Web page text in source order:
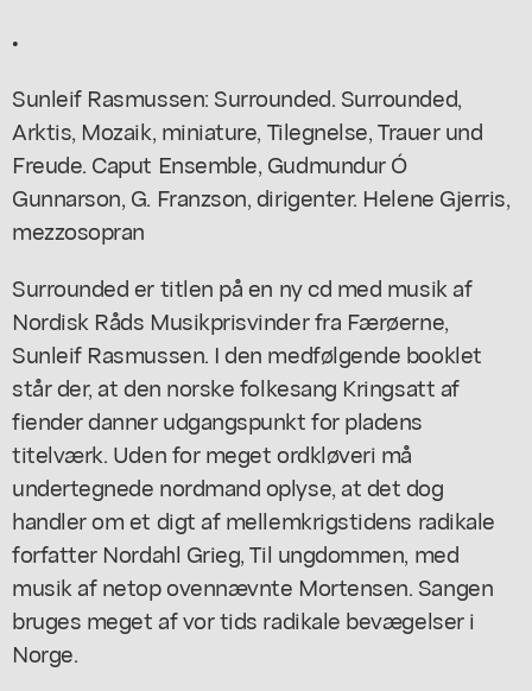
•
Sunleif Rasmussen: Surrounded. Surrounded,
Arktis, Mozaik, miniature, Tilegnelse, Trauer und
Freude. Caput Ensemble, Gudmundur Ó
Gunnarson, G. Franzson, dirigenter. Helene Gjerris,
mezzosopran
Surrounded er titlen på en ny cd med musik af
Nordisk Råds Musikprisvinder fra Færøerne,
Sunleif Rasmussen. I den medfølgende booklet
står der, at den norske folkesang Kringsatt af
fienderdanner udgangspunkt for pladens
titelværk. Uden for meget ordkløveri må
undertegnede nordmand oplyse, at det dog
handler om et digt af mellemkrigstidens radikale
forfatter Nordahl Grieg,Til ungdommen, med
musik af netop ovennævnte Mortensen. Sangen
bruges meget af vor tids radikale bevægelser i
Norge.